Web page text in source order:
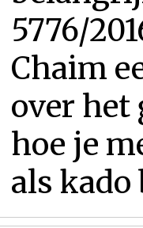
5776/
Chaim
over het
hoe je
als kado